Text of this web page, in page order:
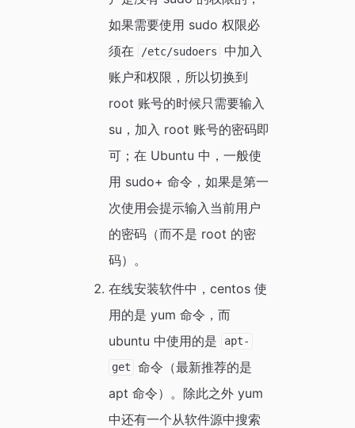
如果需要使用 sudo 权限必
须在
/etc/sudoers
中加入
账户和权限，所以切换到
root 账号的时候只需要输入
su，加入 root 账号的密码即
可；在 Ubuntu 中，一般使
用 sudo+ 命令，如果是第一
次使用会提示输入当前用户
的密码（而不是 root 的密
码）。
在线安装软件中，centos 使
用的是 yum 命令，而
ubuntu 中使用的是
apt-
get
命令（最新推荐的是
apt 命令）。除此之外 yum
中还有一个从软件源中搜索